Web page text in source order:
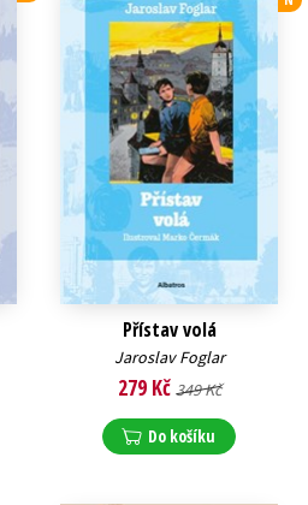
Přístav volá
Jaroslav Foglar
279 Kč 349 Kč
Do košíku